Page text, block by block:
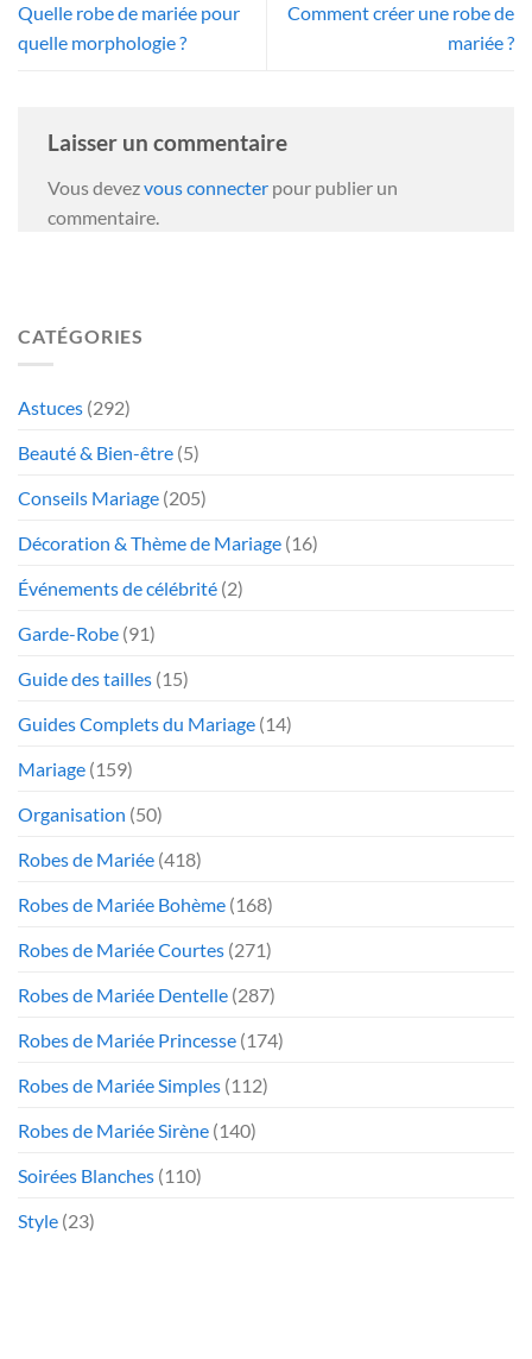
Quelle robe de mariée pour
quelle morphologie ?
Comment créer une robe de
mariée ?
Laisser un commentaire
Vous devezvous connecter pour publier un
commentaire.
CATÉGORIES
Astuces (292)
Beauté & Bien-être (5)
Conseils Mariage (205)
Décoration & Thème de Mariage (16)
Événements de célébrité (2)
Garde-Robe (91)
Guide des tailles (15)
Guides Complets du Mariage (14)
Mariage (159)
Organisation (50)
Robes de Mariée (418)
Robes de Mariée Bohème (168)
Robes de Mariée Courtes (271)
Robes de Mariée Dentelle (287)
Robes de Mariée Princesse (174)
Robes de Mariée Simples (112)
Robes de Mariée Sirène (140)
Soirées Blanches (110)
Style (23)